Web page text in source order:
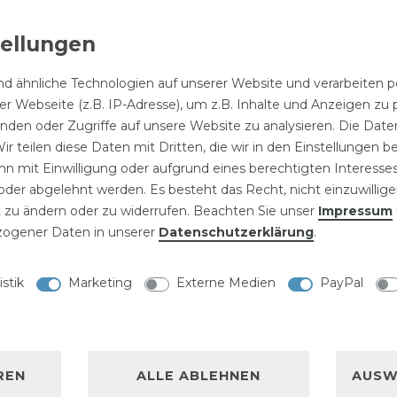
| 2,64 € /
"Smartflex"
25
5500-12K
DATEN
4" mit 18-
durch
und ist ideal
DATENBLATT
Download
Download
ähnliche Technologien auf unserer Website und verarbeiten
Webseite (z.B. IP-Adresse), um z.B. Inhalte und Anzeigen zu
oder Zugriffe auf unsere Website zu analysieren. Die
teilen diese Daten mit Dritten, die wir in den Einstellungen
mit Einwilligung oder aufgrund eines berechtigten
abgelehnt werden. Es besteht das Recht, nicht
ändern oder zu widerrufen. Beachten Sie unser Impressum
Daten in unserer Daten­schutz­erklärung.
Marketing Externe Medien PayPal
ALLE ABLEHNEN